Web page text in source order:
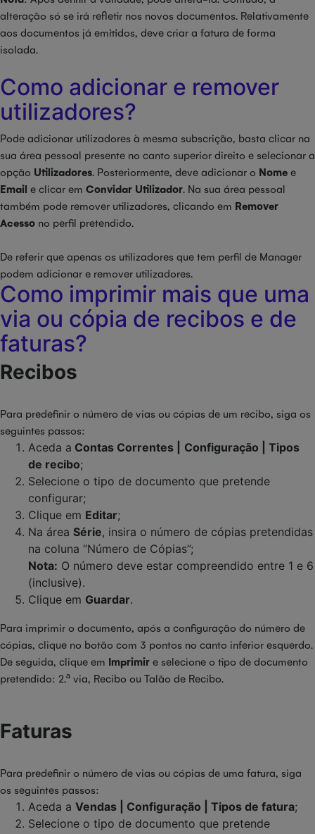
alteração só se irá refletir nos novos documentos. Relativamente
aos documentos já emitidos, deve criar a fatura de forma
isolada.
Como adicionar e remover
utilizadores?
Pode adicionar utilizadores à mesma subscrição, basta clicar na
sua área pessoal presente no canto superior direito e selecionar a
opção Utilizadores. Posteriormente, deve adicionar o Nome e
Email e clicar em Convidar Utilizador. Na sua área pessoal
também pode remover utilizadores, clicando em Remover
Acesso no perfil pretendido.
De referir que apenas os utilizadores que tem perfil de Manager
podem adicionar e remover utilizadores.
Como imprimir mais que uma
via ou cópia de recibos e de
faturas?
Recibos
Para predefinir o número de vias ou cópias de um recibo, siga os
seguintes passos:
Aceda a Contas Correntes |
Configuração | Tipos
de recibo;
Selecione o tipo de documento que pretende
configurar;
Clique em Editar;
Na área Série, insira o número de cópias pretendidas
na coluna “Número de Cópias”;
Nota: O número deve estar compreendido entre 1 e 6
(inclusive).
Clique em Guardar.
Para imprimir o documento, após a configuração do número de
cópias, clique no botão com 3 pontos no canto inferior esquerdo.
De seguida, clique em Imprimir e selecione o tipo de documento
pretendido: 2.ª via, Recibo ou Talão de Recibo.
Faturas
Para predefinir o número de vias ou cópias de uma fatura, siga
os seguintes passos:
Aceda a Vendas | Configuração | Tipos de fatura;
Selecione o tipo de documento que pretende